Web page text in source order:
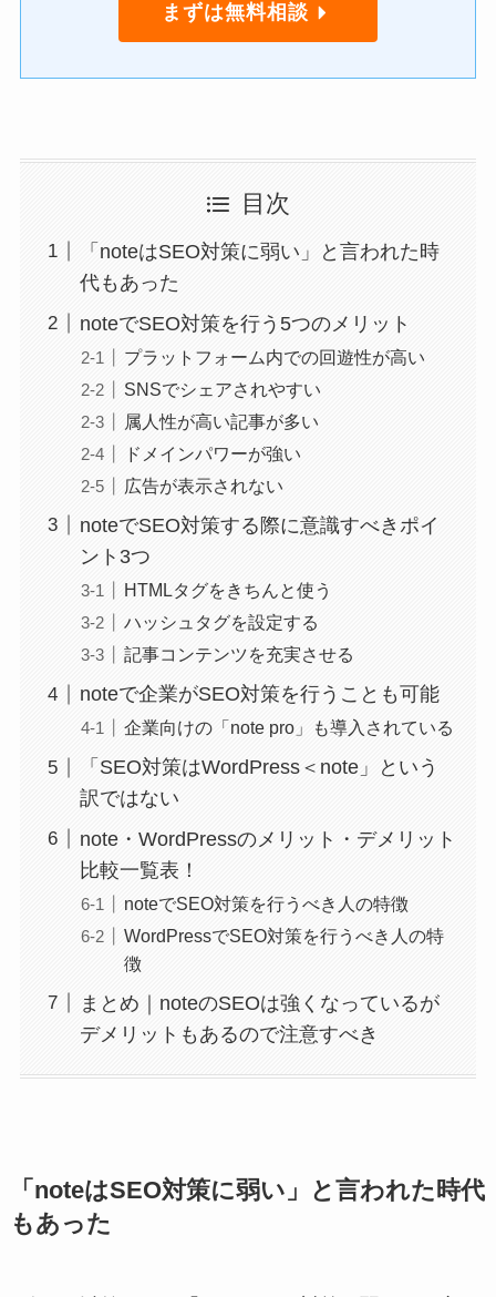
まずは無料相談
目次
「noteはSEO対策に弱い」と言われた時
代もあった
noteでSEO対策を行う5つのメリット
プラットフォーム内での回遊性が高い
SNSでシェアされやすい
属人性が高い記事が多い
ドメインパワーが強い
広告が表示されない
noteでSEO対策する際に意識すべきポイ
ント3つ
HTMLタグをきちんと使う
ハッシュタグを設定する
記事コンテンツを充実させる
noteで企業がSEO対策を行うことも可能
企業向けの「note pro」も導入されている
「SEO対策はWordPress＜note」という
訳ではない
note・WordPressのメリット・デメリット
比較一覧表！
noteでSEO対策を行うべき人の特徴
WordPressでSEO対策を行うべき人の特
徴
まとめ｜noteのSEOは強くなっているが
デメリットもあるので注意すべき
「noteはSEO対策に弱い」と言われた時代
もあった